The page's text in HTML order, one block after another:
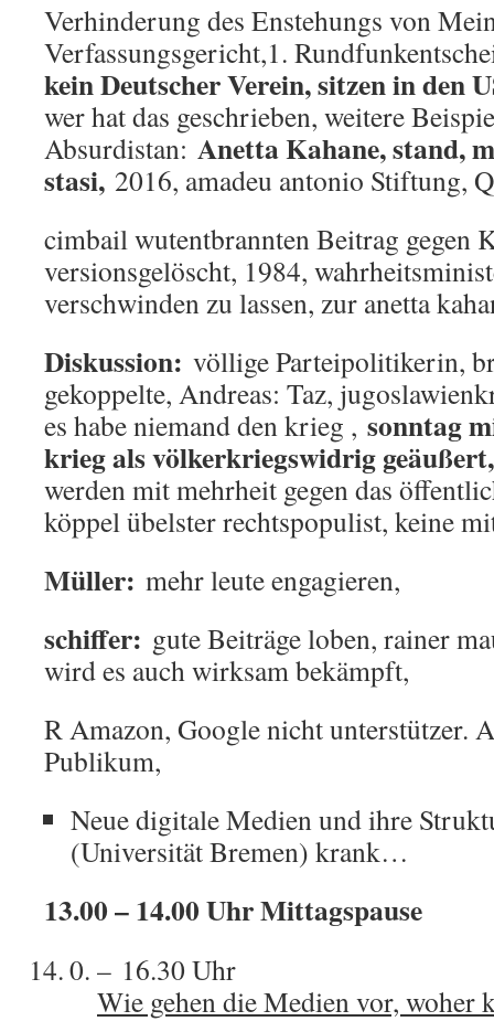
Verhinderung des Enstehungs von
Verfassungsgericht,1.
kein Deutscher Verein, sitzen in den
wer hat das geschrieben, weitere
Absurdistan: Anetta Kahane, stand,
stasi, 2016, amadeu antonio Stiftung,
cimbail wutentbrannten Beitrag gegen
versionsgelöscht, 1984,
verschwinden zu lassen, zur anetta
Diskussion: völlige Parteipolitikerin,
gekoppelte, Andreas: Taz,
es habe niemand den krieg , sonntag
krieg als völkerkriegswidrig
werden mit mehrheit gegen das
köppel übelster rechtspopulist, keine
Müller: mehr leute engagieren,
schiffer: gute Beiträge loben, rainer
wird es auch wirksam bekämpft,
R Amazon, Google nicht unterstützer.
Publikum,
Neue digitale Medien und ihre
(Universität Bremen) krank…
13.00 – 14.00 Uhr Mittagspause
– 16.30 Uhr
Wie gehen die Medien vor, woher